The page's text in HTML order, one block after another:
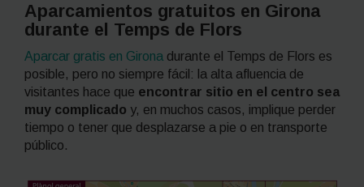
Aparcamientos gratuitos en Girona
durante el Temps de Flors
Aparcar gratis en Girona durante el Temps de Flors es
posible, pero no siempre fácil: la alta afluencia de
visitantes hace que encontrar sitio en el centro sea
muy complicado y, en muchos casos, implique perder
tiempo o tener que desplazarse a pie o en transporte
público.